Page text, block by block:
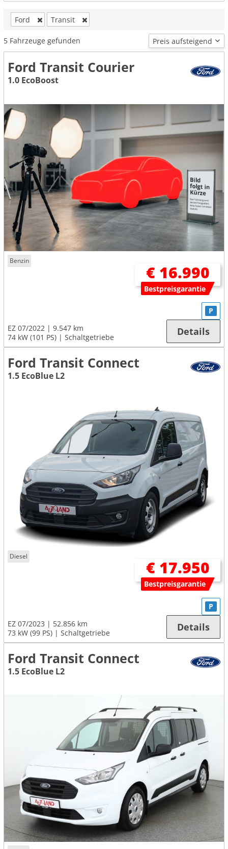
Ford Transit
5 Fahrzeuge gefunden
Ford Transit Courier
1.0 EcoBoost
Benzin
€ 16.990
Bestpreisgarantie
EZ 07/2022
9.547 km
74 kW (101 PS)
Schaltgetriebe
P
Details
Ford Transit Connect
1.5 EcoBlue L2
Diesel
€ 17.950
Bestpreisgarantie
EZ 07/2023
52.856 km
73 kW (99 PS)
Schaltgetriebe
P
Details
Ford Transit Connect
1.5 EcoBlue L2